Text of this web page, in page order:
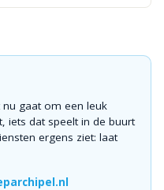
gaat om een leuk
iets dat speelt in de buurt
ergens ziet: laat